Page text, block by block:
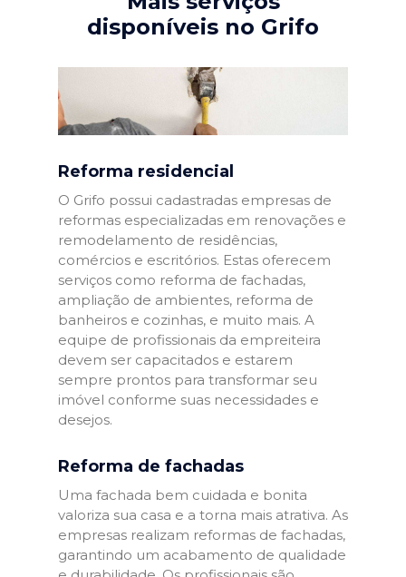
disponíveis no Grifo
Reforma residencial
O Grifo possui cadastradas empresas de
reformas especializadas em renovações e
remodelamento de residências,
comércios e escritórios. Estas oferecem
serviços como reforma de fachadas,
ampliação de ambientes, reforma de
banheiros e cozinhas, e muito mais. A
equipe de profissionais da empreiteira
devem ser capacitados e estarem
sempre prontos para transformar seu
imóvel conforme suas necessidades e
desejos.
Reforma de fachadas
Uma fachada bem cuidada e bonita
valoriza sua casa e a torna mais atrativa. As
empresas realizam reformas de fachadas,
garantindo um acabamento de qualidade